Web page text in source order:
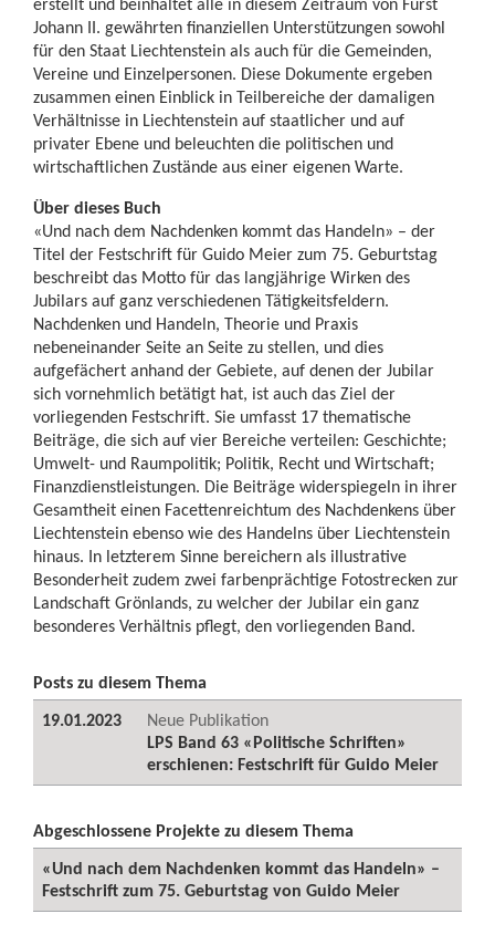
Johann II. gewährten finanziellen Unterstützungen sowohl
für den Staat Liechtenstein als auch für die Gemeinden,
Vereine und Einzelpersonen. Diese Dokumente ergeben
zusammen einen Einblick in Teilbereiche der damaligen
Verhältnisse in Liechtenstein auf staatlicher und auf
privater Ebene und beleuchten die politischen und
wirtschaftlichen Zustände aus einer eigenen Warte.
Über dieses Buch
«Und nach dem Nachdenken kommt das Handeln» – der
Titel der Festschrift für Guido Meier zum 75. Geburtstag
beschreibt das Motto für das langjährige Wirken des
Jubilars auf ganz verschiedenen Tätigkeitsfeldern.
Nachdenken und Handeln, Theorie und Praxis
nebeneinander Seite an Seite zu stellen, und dies
aufgefächert anhand der Gebiete, auf denen der Jubilar
sich vornehmlich betätigt hat, ist auch das Ziel der
vorliegenden Festschrift. Sie umfasst 17 thematische
Beiträge, die sich auf vier Bereiche verteilen: Geschichte;
Umwelt- und Raumpolitik; Politik, Recht und Wirtschaft;
Finanzdienstleistungen. Die Beiträge widerspiegeln in ihrer
Gesamtheit einen Facettenreichtum des Nachdenkens über
Liechtenstein ebenso wie des Handelns über Liechtenstein
hinaus. In letzterem Sinne bereichern als illustrative
Besonderheit zudem zwei farbenprächtige Fotostrecken zur
Landschaft Grönlands, zu welcher der Jubilar ein ganz
besonderes Verhältnis pflegt, den vorliegenden Band.
Posts zu diesem Thema
19.01.2023
Neue Publikation
LPS Band 63 «Politische Schriften»
erschienen: Festschrift für Guido Meier
Abgeschlossene Projekte zu diesem Thema
«Und nach dem Nachdenken kommt das Handeln» –
Festschrift zum 75. Geburtstag von Guido Meier